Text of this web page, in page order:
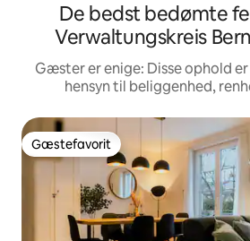
De bedst bedømte
Verwaltungskreis
Gæster er enige: Disse ophold
hensyn til beliggenhed,
Gæstefavorit
Gæstefavorit